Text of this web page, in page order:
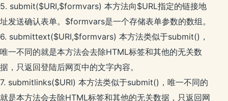
5. submit($URI,$formvars) 本方法向$URL指定的链接地
址发送确认表单。$formvars是一个存储表单参数的数组。
6. submittext($URI,$formvars) 本方法类似于submit()，
唯一不同的就是本方法会去除HTML标签和其他的无关数
据，只返回登陆后网页中的文字内容。
7. submitlinks($URI) 本方法类似于submit()，唯一不同的
就是本方法会去除HTML标签和其他的无关数据，只返回网